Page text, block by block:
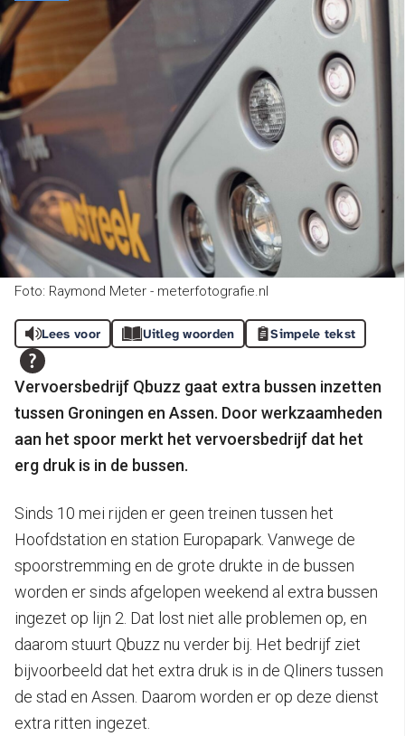
Foto: Raymond Meter - meterfotografie.nl
Lees voor Uitleg woorden Simpele tekst
Vervoersbedrijf Qbuzz gaat extra bussen inzetten
tussen Groningen en Assen. Door werkzaamheden
aan het spoor merkt het vervoersbedrijf dat het
erg druk is in de bussen.
Sinds 10 mei rijden er geen treinen tussen het
Hoofdstation en station Europapark. Vanwege de
spoorstremming en de grote drukte in de bussen
worden er sinds afgelopen weekend al extra bussen
ingezet op lijn 2. Dat lost niet alle problemen op, en
daarom stuurt Qbuzz nu verder bij. Het bedrijf ziet
bijvoorbeeld dat het extra druk is in de Qliners tussen
de stad en Assen. Daarom worden er op deze dienst
extra ritten ingezet.